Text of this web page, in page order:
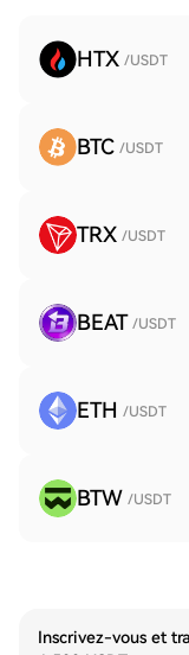
HTX /USDT
BTC /USDT
TRX /USDT
BEAT /USDT
ETH /USDT
BTW /USDT
Inscrivez-vous et